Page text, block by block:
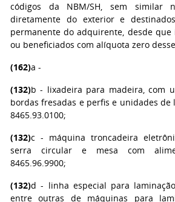
códigos da NBM/SH, sem similar
diretamente do exterior e
permanente do adquirente, desde que
ou beneficiados com alíquota zero
(162)a -
(132)b - lixadeira para madeira, com
bordas fresadas e perfis e unidades de
8465.93.0100;
(132)c - máquina troncadeira
serra circular e mesa com
8465.96.9900;
(132)d - linha especial para
entre outras de máquinas para